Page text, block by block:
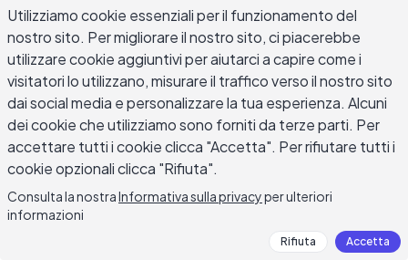
vacanze o un giorno personale, un'email di
richiesta di congedo potrebbe dover andare più
lontano: alle risorse umane, attraverso una catena
di approvazione multifase, o insieme a
documentazione ufficiale. Che tu stia richiedendo
congedo annuale, congedo personale, congedo
familiare, congedo non retribuito o congedo di
emergenza, la formulazione giusta varia
abbastanza tra i tipi di congedo che un singolo
modello raramente si adatta a ogni situazione.
Questa guida copre la struttura, le righe di
Utilizziamo cookie essenziali per il funzionamento del
nostro sito. Per migliorare il nostro sito, ci piacerebbe
utilizzare cookie aggiuntivi per aiutarci a capire come i
visitatori lo utilizzano, misurare il traffico verso il nostro sito
dai social media e personalizzare la tua esperienza. Alcuni
dei cookie che utilizziamo sono forniti da terze parti. Per
accettare tutti i cookie clicca "Accetta". Per rifiutare tutti i
cookie opzionali clicca "Rifiuta".
Consulta la nostraInformativa sulla privacyper ulteriori
informazioni
Rifiuta Accetta